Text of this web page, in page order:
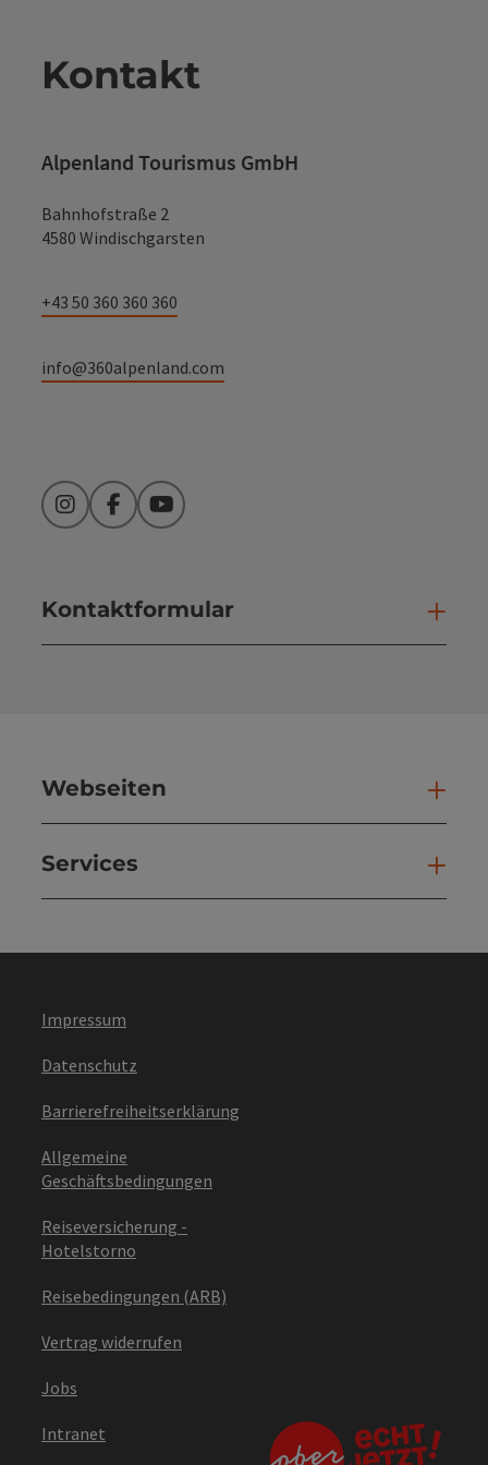
Kontakt
Alpenland Tourismus GmbH
Bahnhofstraße 2
4580 Windischgarsten
+43 50 360 360 360
info@360alpenland.com
InstagramFacebookYouTube
Kontaktformular
Webseiten
Services
Impressum
Datenschutz
Barrierefreiheitserklärung
Allgemeine
Geschäftsbedingungen
Reiseversicherung -
Hotelstorno
Reisebedingungen (ARB)
Vertrag widerrufen
Jobs
Intranet